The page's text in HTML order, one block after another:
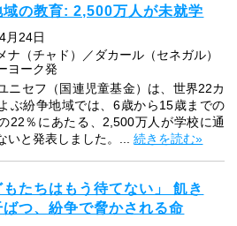
域の教育: 2,500万人が未就学
月24日
ナ（チャド）／ダカール（セネガル）
ヨーク発
ニセフ（国連児童基金）は、世界22カ
ぶ紛争地域では、6歳から15歳までの
22％にあたる、2,500万人が学校に通
いと発表しました。...続きを読む»
もたちはもう待てない」 飢き
ばつ、紛争で脅かされる命